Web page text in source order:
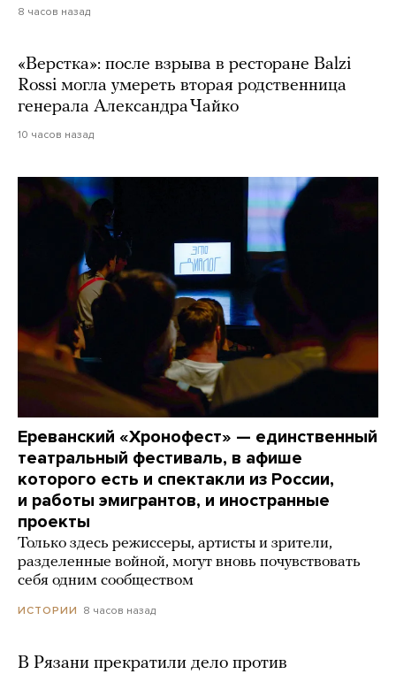
8 часов назад
«Верстка»: после взрыва в ресторане Balzi
Rossi могла умереть вторая родственница
генерала Александра Чайко
10 часов назад
Ереванский «Хронофест» — единственный
театральный фестиваль, в афише
которого есть и спектакли из России,
и работы эмигрантов, и иностранные
проекты
Только здесь режиссеры, артисты и зрители,
разделенные войной, могут вновь почувствовать
себя одним сообществом
ИСТОРИИ 8 часов назад
В Рязани прекратили дело против